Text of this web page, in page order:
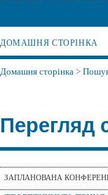
ДОМАШНЯ СТОРІНКА
Домашня сторінка >
Перегляд
ЗАПЛАНОВАНА